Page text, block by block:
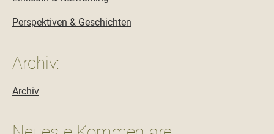
Perspektiven & Geschichten
Archiv:
Archiv